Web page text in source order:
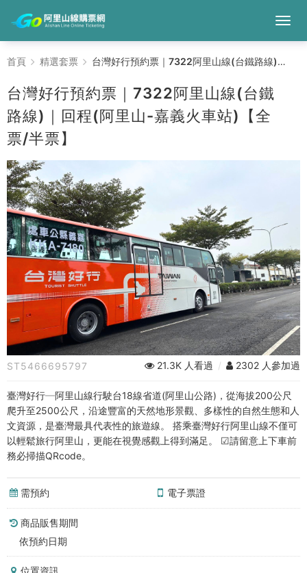
台
灣
好
行
預
約
票
｜
7322
阿
里
山
線
(台
鐵
路
線)
｜
回
首頁 精選套票 台灣好行預約票｜7322阿里山線(台鐵路線)｜回程(阿里山-嘉義火車站)【全票/半票】
台灣好行預約票｜7322阿里山線(台鐵
路線)｜回程(阿里山-嘉義火車站)【全
票/半票】
ST5466695797 21.3K 人看過 / 2302 人參加過
臺灣好行─阿里山線行駛台18線省道(阿里山公路)，從海拔200公尺
爬升至2500公尺，沿途豐富的天然地形景觀、多樣性的自然生態和人
文資源，是臺灣最具代表性的旅遊線。 搭乘臺灣好行阿里山線不僅可
以輕鬆旅行阿里山，更能在視覺感觀上得到滿足。 ☑請留意上下車前
務必掃描QRcode。
需預約 電子票證
商品販售期間
依預約日期